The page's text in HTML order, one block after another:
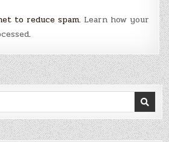
to reduce spam. Learn how your
.